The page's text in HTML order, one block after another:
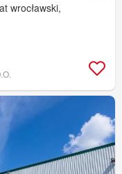
wrocławski,